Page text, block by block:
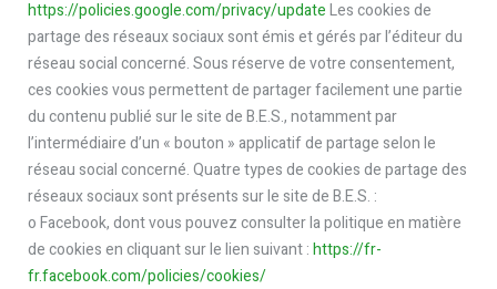
https://policies.google.com/privacy/updateLes cookies de
partage des réseaux sociaux sont émis et gérés par l’éditeur du
réseau social concerné. Sous réserve de votre consentement,
ces cookies vous permettent de partager facilement une partie
du contenu publié sur le site de B.E.S., notamment par
l’intermédiaire d’un « bouton » applicatif de partage selon le
réseau social concerné. Quatre types de cookies de partage des
réseaux sociaux sont présents sur le site de B.E.S. :
o Facebook, dont vous pouvez consulter la politique en matière
de cookies en cliquant sur le lien suivant :https://fr-
fr.facebook.com/policies/cookies/